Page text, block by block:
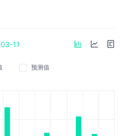
11
预测值